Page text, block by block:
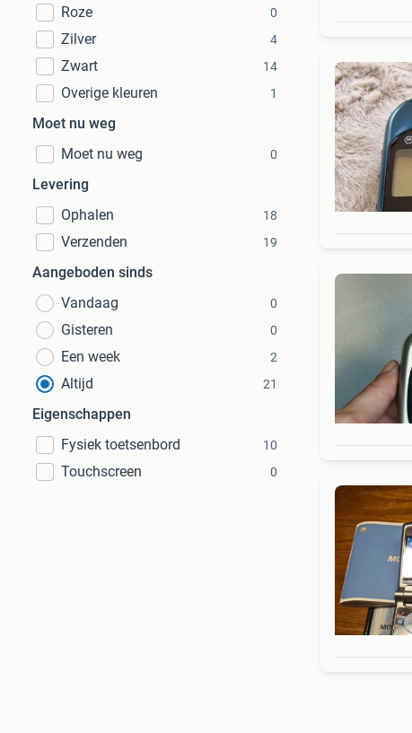
Roze 0
Zilver 4
Zwart 14
Overige kleuren 1
Moet nu weg
Moet nu weg
0
Levering
Ophalen
18
Verzenden 19
Aangeboden sinds
Vandaag
0
Gisteren 0
Een week 2
Altijd 21
Eigenschappen
Fysiek toetsenbord
10
Touchscreen 0